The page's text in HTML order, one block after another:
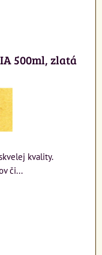
500ml, zlatá
kvality.
či...